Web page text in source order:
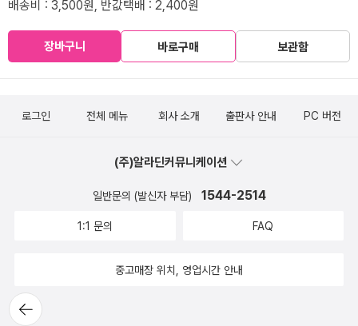
배송비 : 3,500원, 반값택배 : 2,400원
장바구니 바로구매 보관함
뒤로가
기
로그인 전체 메뉴 회사 소개 출판사 안내 PC 버전
(주)알라딘커뮤니케이션
일반문의 (발신자 부담) 1544-2514
1:1 문의 FAQ
중고매장 위치, 영업시간 안내